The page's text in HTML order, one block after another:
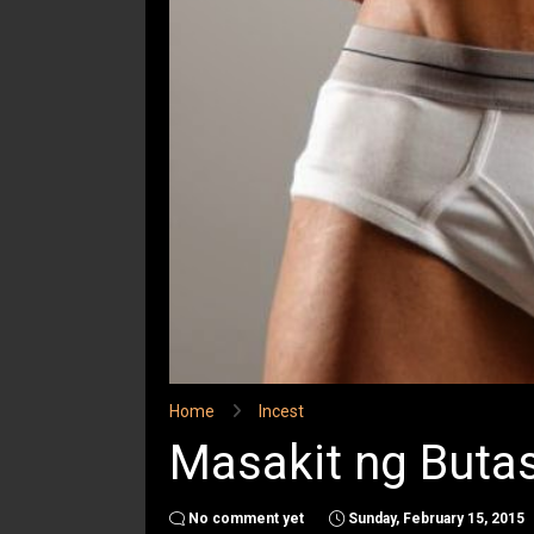
Home Incest
Masakit ng
No comment yet Sunday, February 15, 2015